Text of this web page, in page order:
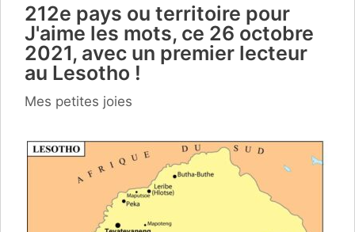
212e pays ou territoire pour
J'aime les mots, ce 26 octobre
2021, avec un premier lecteur
au Lesotho !
Catégories
Mes petites joies